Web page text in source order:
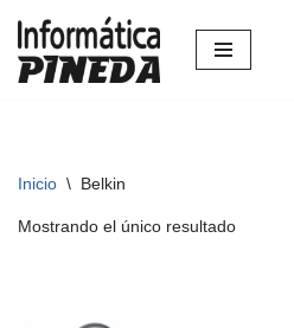
Saltar
Inicio \ Belkin
Mostrando el único resultado